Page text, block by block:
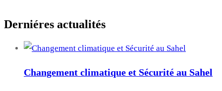
Derniéres actualités
Changement climatique et Sécurité au Sahel